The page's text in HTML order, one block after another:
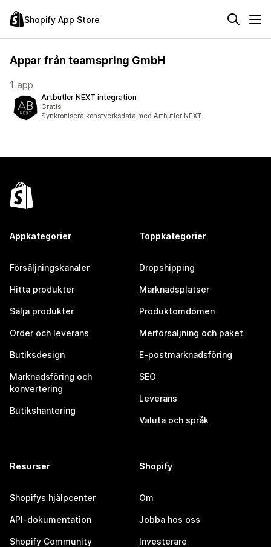
Shopify App Store
Appar från teamspring GmbH
1 app
Artbutler NEXT integration
Gratis
Synkronisera konstverksdata med Artbutler NEXT
Appkategorier
Försäljningskanaler
Hitta produkter
Sälja produkter
Order och leverans
Butiksdesign
Marknadsföring och
konvertering
Butikshantering
Toppkategorier
Dropshipping
Marknadsplatser
Produktomdömen
Merförsäljning och paket
E-postmarknadsföring
SEO
Leverans
Valuta och språk
Resurser
Shopifys hjälpcenter
API-dokumentation
Shopify Community
Shopify
Om
Jobba hos oss
Investerare